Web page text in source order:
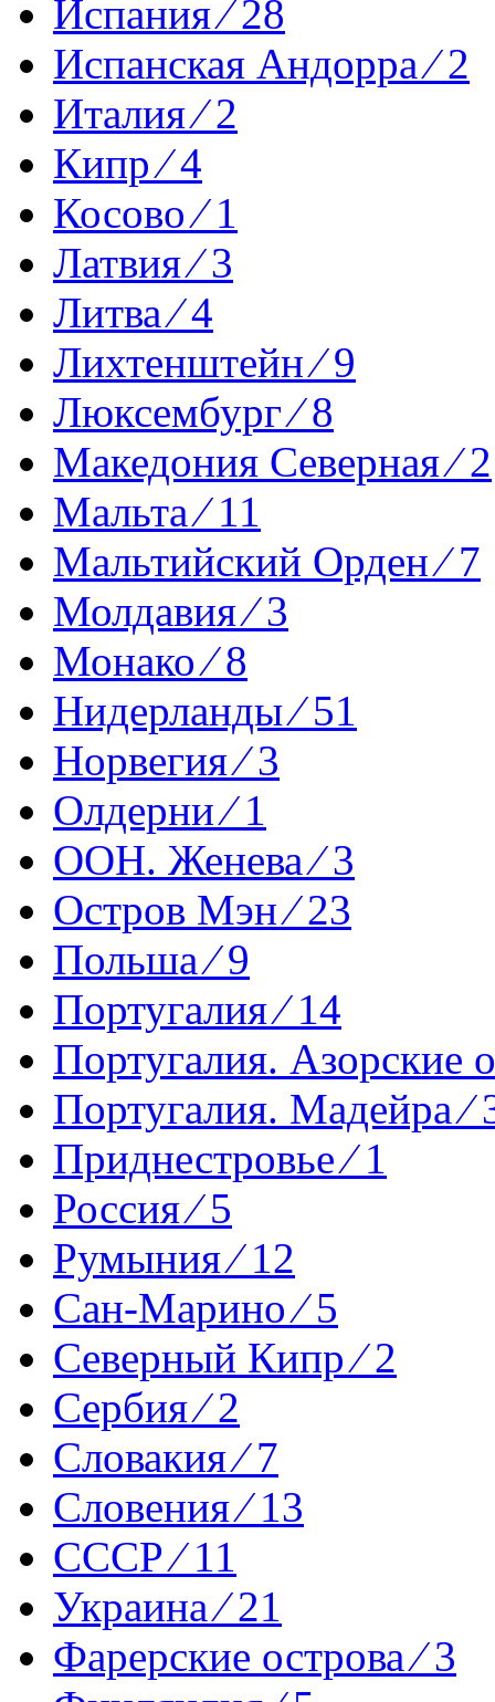
Испания ⁄ 28
Испанская Андорра ⁄ 2
Италия ⁄ 2
Кипр ⁄ 4
Косово ⁄ 1
Латвия ⁄ 3
Литва ⁄ 4
Лихтенштейн ⁄ 9
Люксембург ⁄ 8
Македония Северная ⁄ 2
Мальта ⁄ 11
Мальтийский Орден ⁄ 7
Молдавия ⁄ 3
Монако ⁄ 8
Нидерланды ⁄ 51
Норвегия ⁄ 3
Олдерни ⁄ 1
ООН. Женева ⁄ 3
Остров Мэн ⁄ 23
Польша ⁄ 9
Португалия ⁄ 14
Португалия. Азорские
Португалия. Мадейра ⁄
Приднестровье ⁄ 1
Россия ⁄ 5
Румыния ⁄ 12
Сан-Марино ⁄ 5
Северный Кипр ⁄ 2
Сербия ⁄ 2
Словакия ⁄ 7
Словения ⁄ 13
СССР ⁄ 11
Украина ⁄ 21
Фарерские острова ⁄ 3